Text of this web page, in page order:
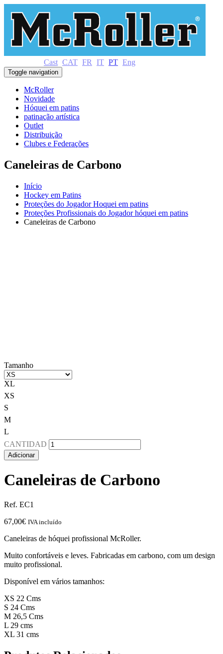
Cast CAT FR IT PT Eng
Toggle navigation
McRoller
Novidade
Hóquei em patins
patinação artística
Outlet
Distribuição
Clubes e Federações
Caneleiras de Carbono
Início
Hockey em Patins
Proteções do Jogador Hoquei em patins
Proteções Profissionais do Jogador hóquei em patins
Caneleiras de Carbono
Tamanho
XL
XS
S
M
L
CANTIDAD
Adicionar
Caneleiras de Carbono
Ref. EC1
67,00€ IVA incluído
Caneleiras de hóquei profissional McRoller.
Muito confortáveis e leves. Fabricadas em carbono, com um design
muito profissional.
Disponível em vários tamanhos:
XS 22 Cms
S 24 Cms
M 26,5 Cms
L 29 cms
XL 31 cms